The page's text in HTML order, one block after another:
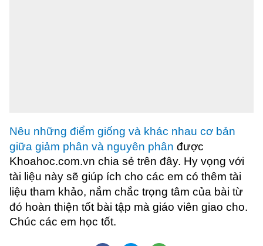
Nêu những điểm giống và khác nhau cơ bản
giữa giảm phân và nguyên phân được
Khoahoc.com.vn chia sẻ trên đây. Hy vọng với
tài liệu này sẽ giúp ích cho các em có thêm tài
liệu tham khảo, nắm chắc trọng tâm của bài từ
đó hoàn thiện tốt bài tập mà giáo viên giao cho.
Chúc các em học tốt.